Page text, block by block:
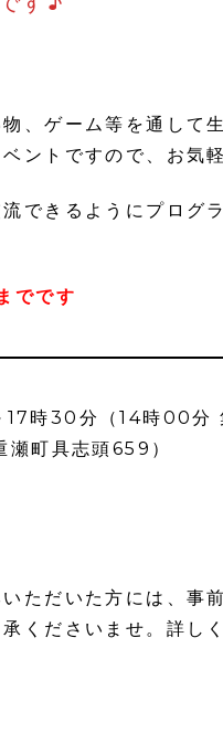
、ゲーム等を通して
ントですので、お気
できるようにプログ
でです
時30分（14時00分
瀬町具志頭659）
ただいた方には、事
くださいませ。詳し